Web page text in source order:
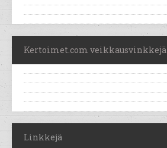
Kertoimet.com veikkausvinkkejä
Linkkejä